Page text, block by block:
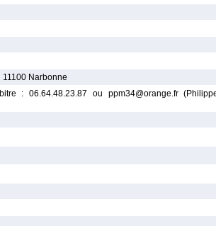
11100 Narbonne
: 06.64.48.23.87 ou ppm34@orange.fr